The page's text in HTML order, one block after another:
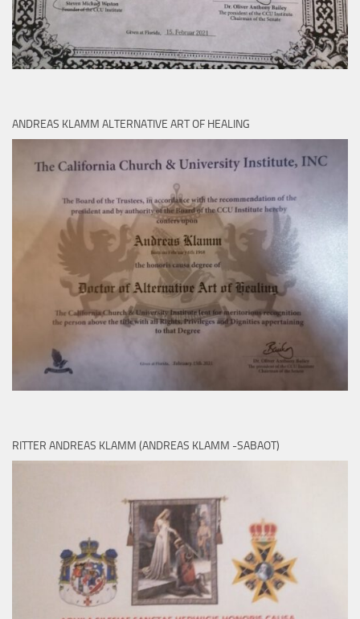
ANDREAS KLAMM ALTERNATIVE ART OF HEALING
RITTER ANDREAS KLAMM (ANDREAS KLAMM -SABAOT)